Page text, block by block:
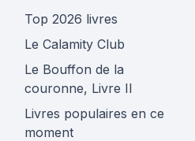
Top 2026 livres
Le Calamity Club
Le Bouffon de la
couronne, Livre II
Livres populaires en ce
moment